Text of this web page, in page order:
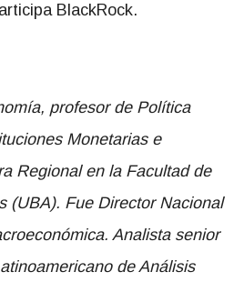
BlackRock.
profesor de Política
Monetarias e
Regional en la Facultad de
(UBA). Fue Director Nacional
Analista senior
de Análisis